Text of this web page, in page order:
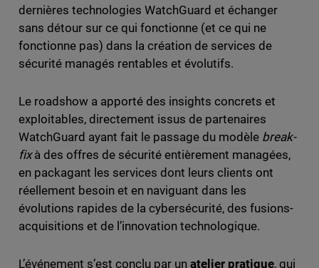
dernières technologies WatchGuard et échanger
sans détour sur ce qui fonctionne (et ce qui ne
fonctionne pas) dans la création de services de
sécurité managés rentables et évolutifs.
Le roadshow a apporté des insights concrets et
exploitables, directement issus de partenaires
WatchGuard ayant fait le passage du modèle break-
fixà des offres de sécurité entièrement managées,
en packagant les services dont leurs clients ont
réellement besoin et en naviguant dans les
évolutions rapides de la cybersécurité, des fusions-
acquisitions et de l’innovation technologique.
L’événement s’est conclu par unatelier pratique, qui